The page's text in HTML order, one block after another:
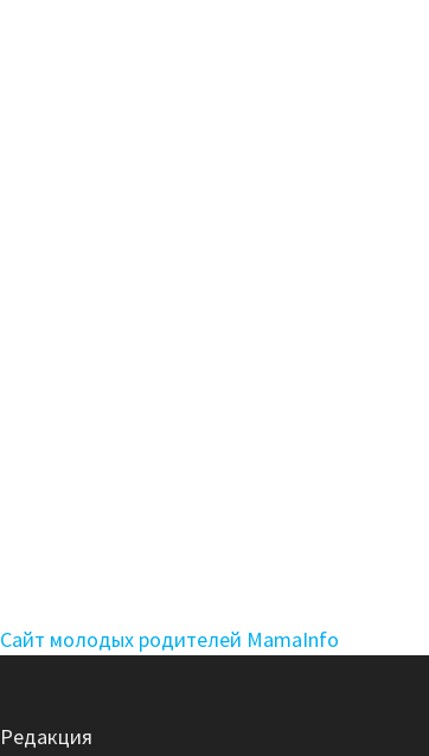
Сайт молодых родителей MamaInfo
Редакция